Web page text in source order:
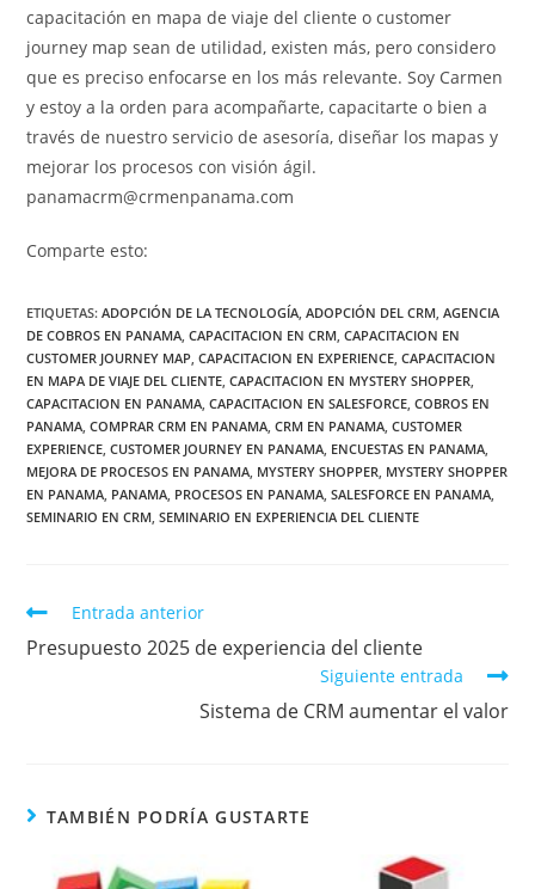
capacitación en mapa de viaje del cliente o customer
journey map sean de utilidad, existen más, pero considero
que es preciso enfocarse en los más relevante. Soy Carmen
y estoy a la orden para acompañarte, capacitarte o bien a
través de nuestro servicio de asesoría, diseñar los mapas y
mejorar los procesos con visión ágil.
panamacrm@crmenpanama.com
Comparte esto:
ETIQUETAS:ADOPCIÓN DE LA TECNOLOGÍA, ADOPCIÓN DEL CRM, AGENCIA
DE COBROS EN PANAMA, CAPACITACION EN CRM, CAPACITACION EN
CUSTOMER JOURNEY MAP, CAPACITACION EN EXPERIENCE, CAPACITACION
EN MAPA DE VIAJE DEL CLIENTE, CAPACITACION EN MYSTERY SHOPPER,
CAPACITACION EN PANAMA, CAPACITACION EN SALESFORCE, COBROS EN
PANAMA, COMPRAR CRM EN PANAMA, CRM EN PANAMA, CUSTOMER
EXPERIENCE, CUSTOMER JOURNEY EN PANAMA, ENCUESTAS EN PANAMA,
MEJORA DE PROCESOS EN PANAMA, MYSTERY SHOPPER, MYSTERY SHOPPER
EN PANAMA, PANAMA, PROCESOS EN PANAMA, SALESFORCE EN PANAMA,
SEMINARIO EN CRM, SEMINARIO EN EXPERIENCIA DEL CLIENTE
Entrada anterior
Presupuesto 2025 de experiencia del cliente
Siguiente entrada
Sistema de CRM aumentar el valor
TAMBIÉN PODRÍA GUSTARTE